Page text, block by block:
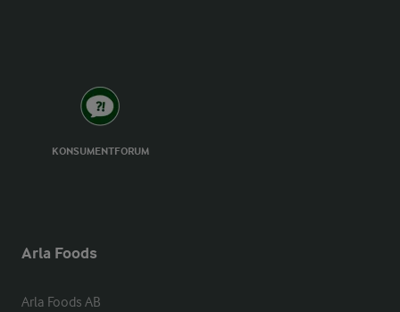
KONSUMENTFORUM
Arla Foods
Arla Foods AB